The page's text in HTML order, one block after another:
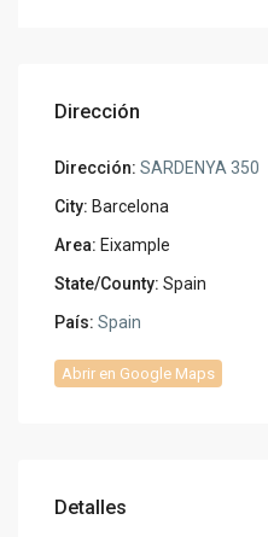
Dirección
Dirección: SARDENYA 350
City: Barcelona
Area: Eixample
State/County: Spain
País: Spain
Abrir en Google Maps
Detalles